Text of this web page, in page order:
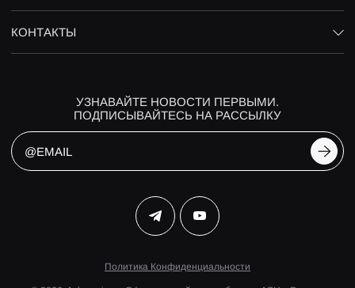
КОНТАКТЫ
УЗНАВАЙТЕ НОВОСТИ ПЕРВЫМИ.
ПОДПИСЫВАЙТЕСЬ НА РАССЫЛКУ
Политика Конфиденциальности